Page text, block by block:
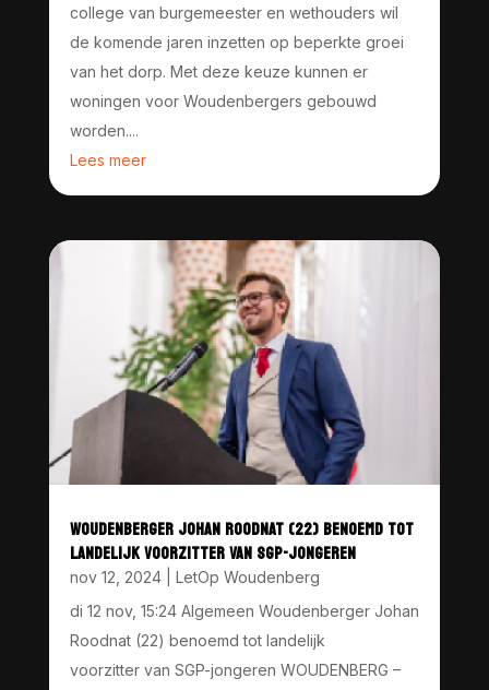
college van burgemeester en wethouders wil
de komende jaren inzetten op beperkte groei
van het dorp. Met deze keuze kunnen er
woningen voor Woudenbergers gebouwd
worden....
Lees meer
WOUDENBERGER JOHAN ROODNAT (22) BENOEMD TOT
LANDELIJK VOORZITTER VAN SGP-JONGEREN
nov 12, 2024| LetOp Woudenberg
di 12 nov, 15:24 Algemeen Woudenberger Johan
Roodnat (22) benoemd tot landelijk
voorzitter van SGP-jongeren WOUDENBERG –